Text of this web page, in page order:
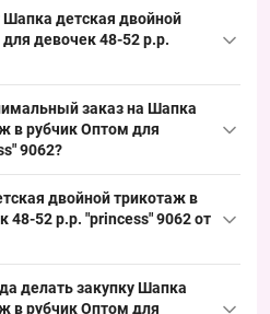
в сезоне весна/осень и
выкладке оптовых партий.
для весенне‑осеннего
вид и положительно влияет на
Шапка детская двойной
девочек 48-52 р.р.
период; посадка
выкладывается и
заказ на Шапка
в рубчик Оптом для
9062?
товарных наборов и
ассортимента в оптовой и
двойной трикотаж в
48-52 р.р. "princess" 9062 от
виде короны и блёсток;
делать закупку Шапка
в рубчик Оптом для